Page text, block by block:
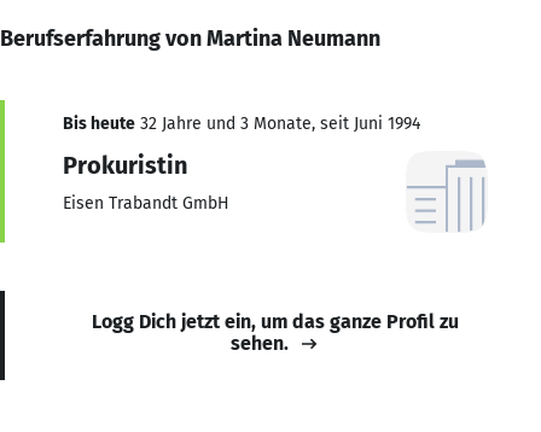
Berufserfahrung von Martina Neumann
Bis heute 32 Jahre und 3 Monate, seit Juni 1994
Prokuristin
Eisen Trabandt GmbH
Logg Dich jetzt ein, um das ganze Profil zu
sehen.